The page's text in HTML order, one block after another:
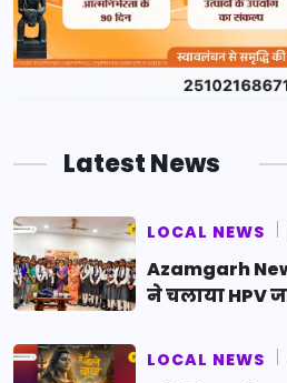
Latest News
LOCAL NEWS
Azamgarh
ने चलाया HPV
LOCAL NEWS